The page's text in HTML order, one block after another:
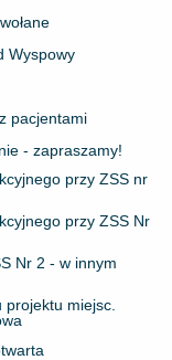
Wyspowy
pacjentami
- zapraszamy!
przy ZSS nr
przy ZSS Nr
Nr 2 - w innym
projektu miejsc.